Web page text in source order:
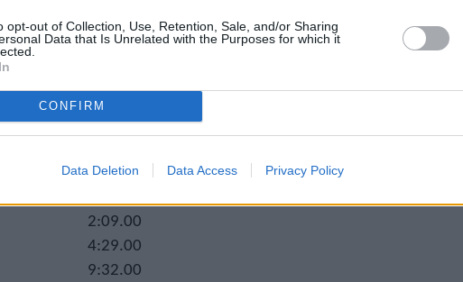
opt-out of Collection, Use, Retention, Sale, and/or Sharing
Data that Is Unrelated with the Purposes for which it
CONFIRM
Data Deletion Data Access Privacy Policy
εκτός σταδίου, απαραίτητη προϋπόθεση
την WA και να ακολουθεί τους κανονισμούς της.
ΓΥΝΑΙΚΕΣ Κ20
24.40
2:09.00
4:29.00
9:32.00